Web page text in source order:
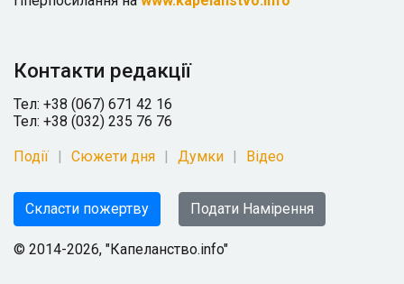
Контакти редакції
Тел: +38 (067) 671 42 16
Тел: +38 (032) 235 76 76
Події Сюжети дня Думки Відео
Скласти пожертву Подати Намірення
© 2014-2026, "Капеланство.info"